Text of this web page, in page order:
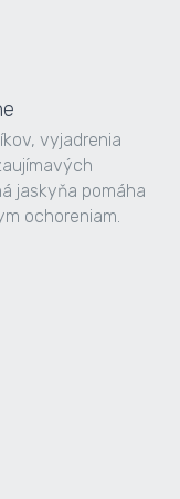
vyjadrenia
jaskyňa pomáha
ochoreniam.